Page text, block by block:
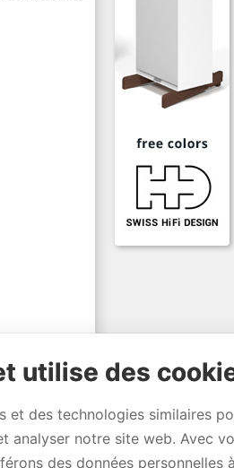
utilise des
et des technologies similaires
analyser notre site web. Avec
des données personnelles